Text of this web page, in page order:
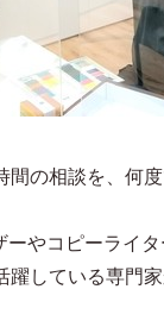
間の相談を、何
ーやコピーライ
躍している専門